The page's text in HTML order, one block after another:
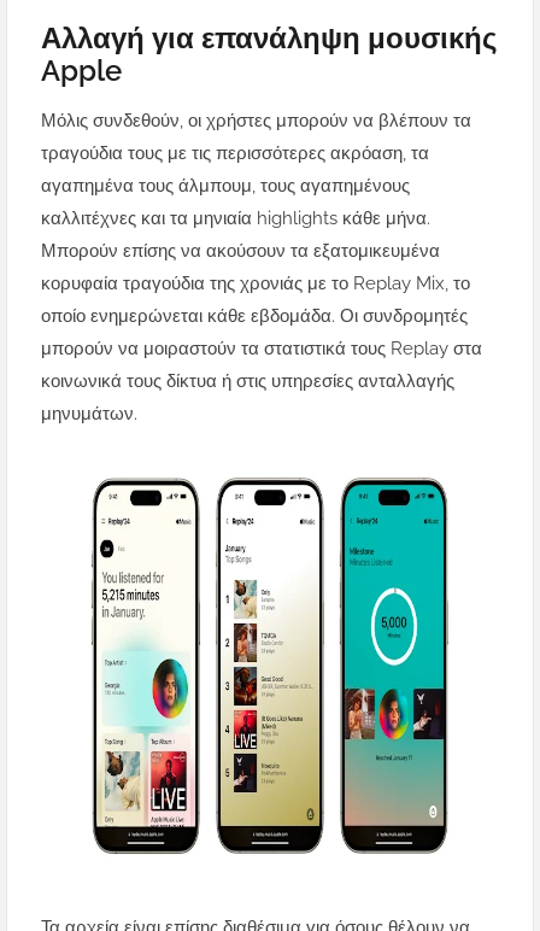
Αλλαγή για επανάληψη μουσικής
Apple
Μόλις συνδεθούν, οι χρήστες μπορούν να βλέπουν τα
τραγούδια τους με τις περισσότερες ακρόαση, τα
αγαπημένα τους άλμπουμ, τους αγαπημένους
καλλιτέχνες και τα μηνιαία highlights κάθε μήνα.
Μπορούν επίσης να ακούσουν τα εξατομικευμένα
κορυφαία τραγούδια της χρονιάς με το Replay Mix, το
οποίο ενημερώνεται κάθε εβδομάδα. Οι συνδρομητές
μπορούν να μοιραστούν τα στατιστικά τους Replay στα
κοινωνικά τους δίκτυα ή στις υπηρεσίες ανταλλαγής
μηνυμάτων.